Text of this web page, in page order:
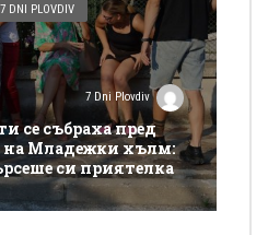
DNI PLOVDIV
7 Dni Plovdiv
се събраха пред
на Младежки хълм:
си приятелка